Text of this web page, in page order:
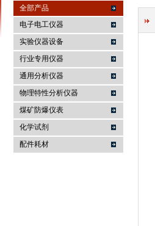
麦科仪（北京）科技有限公司
全部产品
电子电工仪器
实验仪器设备
行业专用仪器
通用分析仪器
物理特性分析仪器
煤矿防爆仪表
化学试剂
配件耗材